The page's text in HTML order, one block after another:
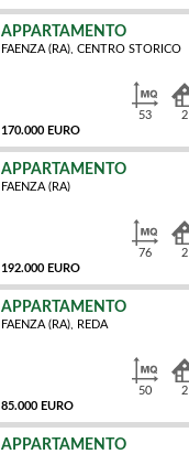
APPARTAMENTO
FAENZA (RA), CENTRO STORICO
170.000 EURO
53 2
APPARTAMENTO
FAENZA (RA)
192.000 EURO
76 2
APPARTAMENTO
FAENZA (RA), REDA
85.000 EURO
50 2
APPARTAMENTO